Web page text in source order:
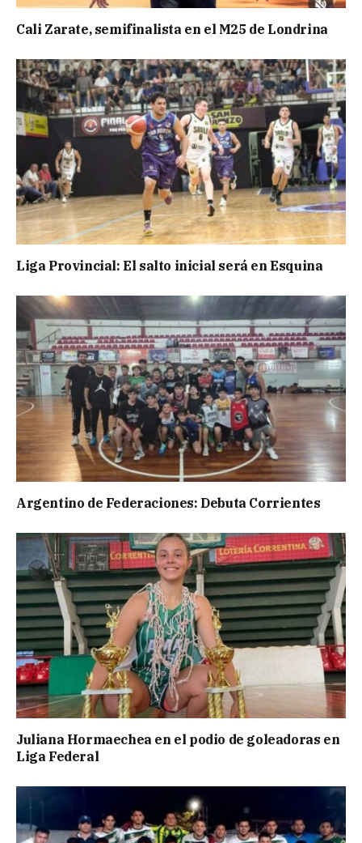
Cali Zarate, semifinalista en el M25 de Londrina
Liga Provincial: El salto inicial será en Esquina
Argentino de Federaciones: Debuta Corrientes
Juliana Hormaechea en el podio de goleadoras en
Liga Federal